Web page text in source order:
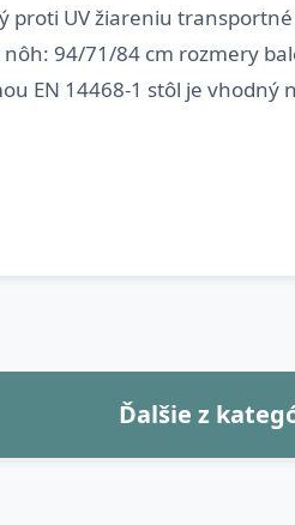
proti UV žiareniu
94/71/84 cm rozmery
EN 14468-1 stôl je
Ďalšie z